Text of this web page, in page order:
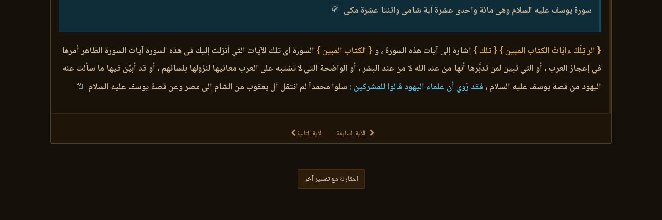
سورة يوسف عليه السلام وهى مائة واحدى عشرة آية شامى واثنتا عشرة مكى
{ الر تِلْكَ ءايَاتُ الكتاب المبين } { تلك }إشارة إلى آيات هذه السورة ، و{ الكتاب المبين } السورة أي تلك الآيات التي أنزلت إليك في هذه السورة آيات السورة الظاهر أمرها
في إعجاز العرب ، أو التي تبين لمن تدبَّرها أنها من عند الله لا من عند البشر ، أو الواضحة التي لا تشتبه على العرب معانيها لنزولها بلسانهم ، أو قد أبيِّن فيها ما سألت عنه
اليهود من قصة يوسف عليه السلام ، فقد رُوي أن علماء اليهود قالوا للمشركين : سلوا محمداً لم انتقل آل يعقوب من الشام إلى مصر وعن قصة يوسف عليه السلام
الآية السابقة الآية التالية
المقارنة مع تفسير آخر